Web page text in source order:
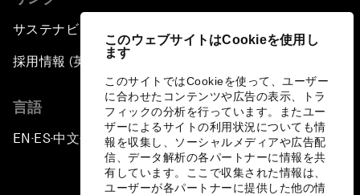
このウェブサイトはCookieを使用し
ます
このサイトではCookieを使って、ユーザー
に合わせたコンテンツや広告の表示、トラ
フィックの分析を行っています。またユー
ザーによるサイトの利用状況についても情
報を収集し、ソーシャルメディアや広告配
信、データ解析の各パートナーに情報を共
有しています。ここで収集された情報は、
ユーザーが各パートナーに提供した他の情
サステナビリティへの取り組み
採用情報 (英語のみ)
言語
EN ▪ES▪中文▪ 日本語